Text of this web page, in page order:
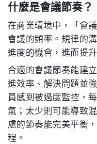
什麼是會議節奏？
在商業環境中，「會
會議的頻率。規律的
進度的機會，進而提
合適的會議節奏能建
進效率、解決問題並
員感到被過度監控，
氣；太少則可能導致
慮的節奏能完美平衡
程。